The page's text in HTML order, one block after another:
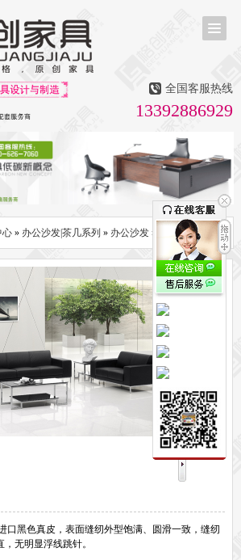
折叠屏风
组合职员台
经理办公桌
办公椅 会议椅
人体工学椅
茶水柜
柜 矮柜 实木文件柜 板式文件柜
钢制文件柜
家具
家具案例
全国客服热线
13392886929
心» 办公沙发|茶几系列 » 办公沙发» 办公沙发S998
口黑色真皮，表面缝纫外型饱满、圆滑一致，缝纫
无明显浮线跳针。